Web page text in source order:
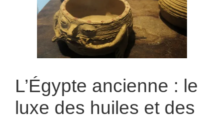
L’Égypte ancienne : le
luxe des huiles et des